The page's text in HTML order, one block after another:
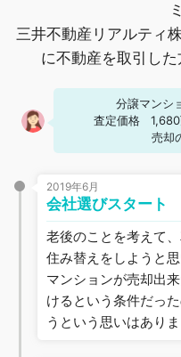
三井不動産リアルティ
に不動産を取引した
分譲マンシ
査定価格
売却
2019年6月
会社選びスタート
老後のことを考えて
住み替えをしようと
マンションが売却出
けるという条件だっ
うという思いはありま